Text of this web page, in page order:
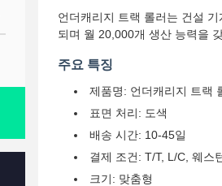
언더캐리지 트랙 롤러는 건설
되며 월 20,000개 생산 능력을
주요 특징
제품명: 언더캐리지 트랙
표면 처리: 도색
배송 시간: 10-45일
결제 조건: T/T, L/C, 웨스
크기: 맞춤형